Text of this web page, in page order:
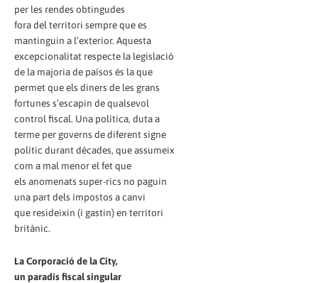
per les rendes obtingudes
fora del territori sempre que es
mantinguin a l’exterior. Aquesta
excepcionalitat respecte la legislació
de la majoria de països és la que
permet que els diners de les grans
fortunes s’escapin de qualsevol
control fiscal. Una política, duta a
terme per governs de diferent signe
polític durant dècades, que assumeix
com a mal menor el fet que
els anomenats super-rics no paguin
una part dels impostos a canvi
que resideixin (i gastin) en territori
britànic.
La Corporació de la City,
un paradís fiscal singular